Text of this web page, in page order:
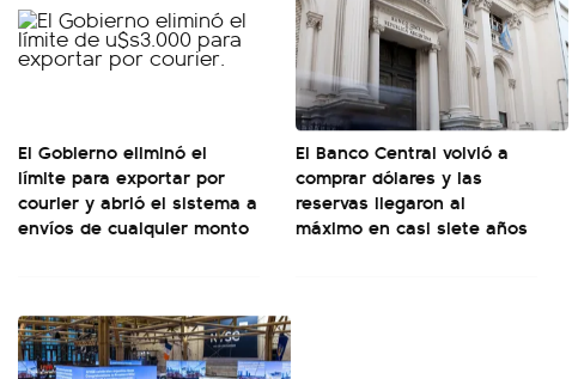
El Gobierno eliminó el
límite para exportar por
courier y abrió el sistema a
envíos de cualquier monto
El Banco Central volvió a
comprar dólares y las
reservas llegaron al
máximo en casi siete años